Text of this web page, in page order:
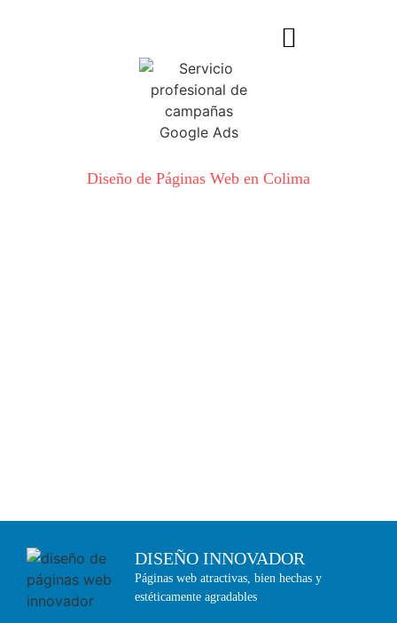
Diseño de Páginas Web en Colima
DISEÑO INNOVADOR
Páginas web atractivas, bien hechas y
estéticamente agradables